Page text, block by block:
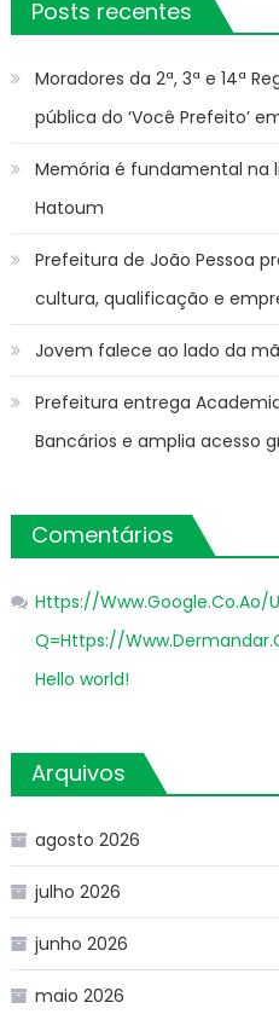
Posts recentes
Moradores da 2ª, 3ª e 14ª
pública do ‘Você Prefeito’
Memória é fundamental na
Hatoum
Prefeitura de João Pessoa
cultura, qualificação e
Jovem falece ao lado da
Prefeitura entrega
Bancários e amplia acesso
Comentários
Https://Www.Google.Co.Ao/
Q=Https://
Hello world!
Arquivos
agosto 2026
julho 2026
junho 2026
maio 2026